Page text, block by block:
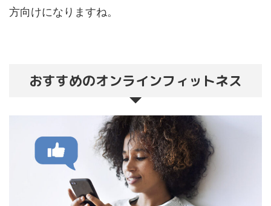
方向けになりますね。
おすすめのオンラインフィットネス